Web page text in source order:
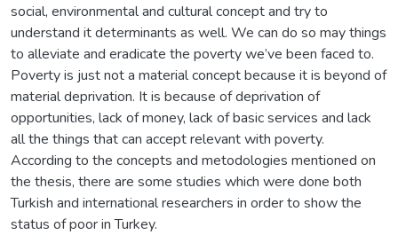
social, environmental and cultural concept and try to
understand it determinants as well. We can do so may things
to alleviate and eradicate the poverty we’ve been faced to.
Poverty is just not a material concept because it is beyond of
material deprivation. It is because of deprivation of
opportunities, lack of money, lack of basic services and lack
all the things that can accept relevant with poverty.
According to the concepts and metodologies mentioned on
the thesis, there are some studies which were done both
Turkish and international researchers in order to show the
status of poor in Turkey.